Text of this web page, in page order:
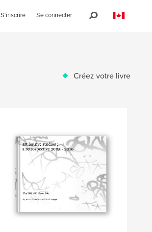
S'inscrire Se connecter
Créez votre livre